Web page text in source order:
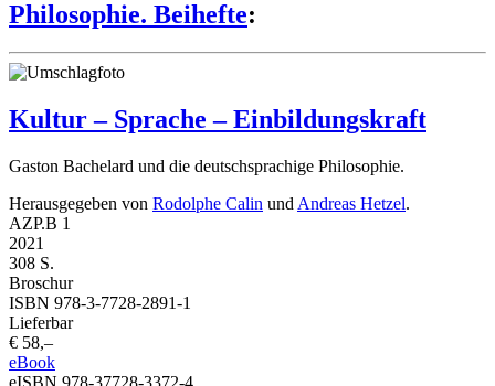
Philosophie. Beihefte:
Kultur – Sprache – Einbildungskraft
Gaston Bachelard und die deutschsprachige Philosophie.
Herausgegeben von Rodolphe Calin und Andreas Hetzel.
AZP.B 1
2021
308 S.
Broschur
ISBN 978-3-7728-2891-1
Lieferbar
€ 58,–
eBook
eISBN 978-37728-3372-4